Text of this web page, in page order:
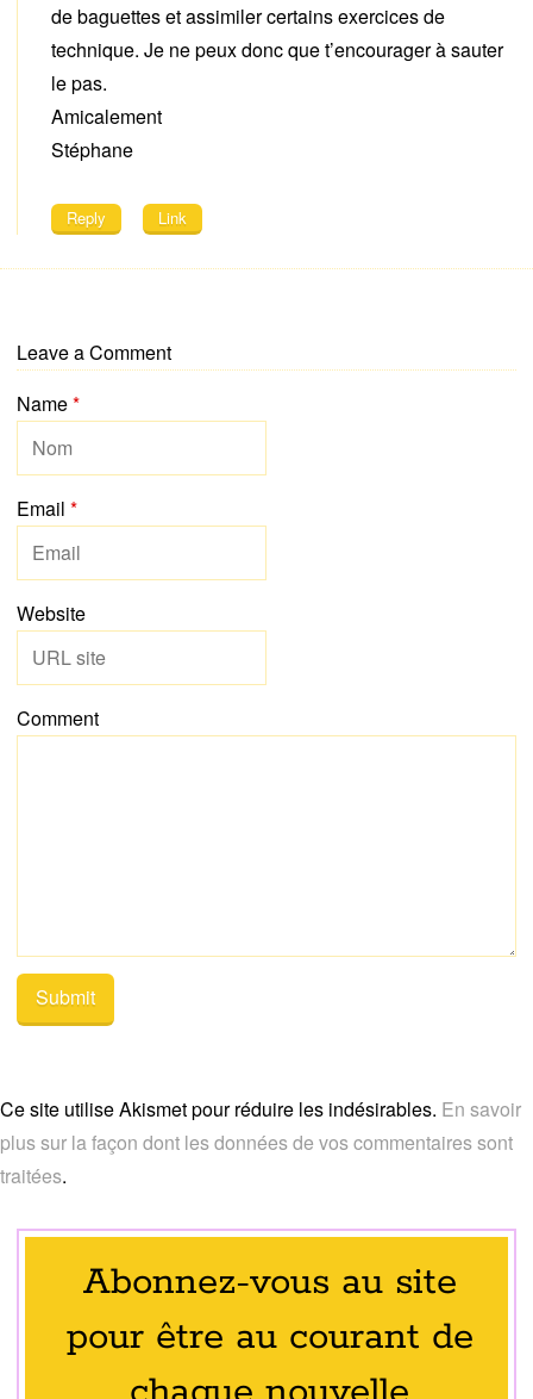
de baguettes et assimiler certains exercices de
technique. Je ne peux donc que t’encourager à sauter
le pas.
Amicalement
Stéphane
Reply Link
Leave a Comment
Name*
Email *
Website
Comment
Ce site utilise Akismet pour réduire les indésirables. En savoir
plus sur la façon dont les données de vos commentaires sont
traitées.